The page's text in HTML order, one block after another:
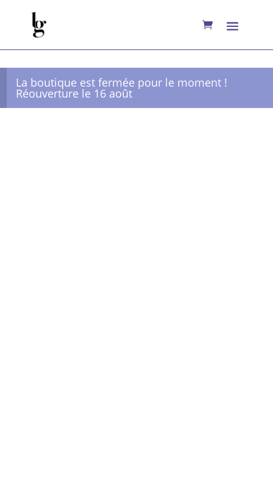
La boutique est fermée pour le moment !
Réouverture le 16 août